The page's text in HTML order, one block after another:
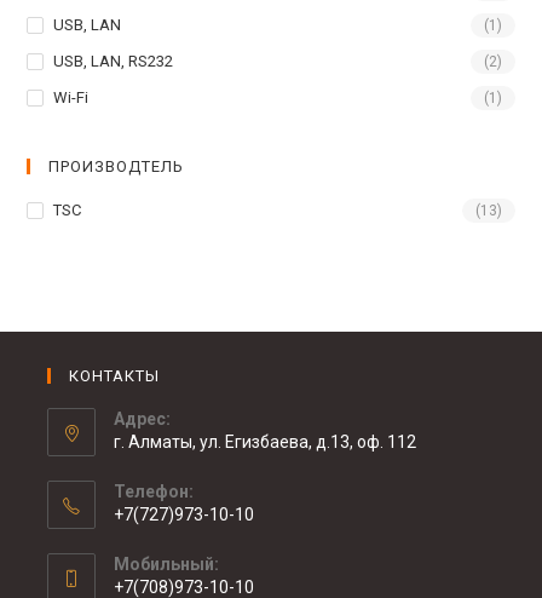
USB, LAN (1)
USB, LAN, RS232 (2)
Wi-Fi (1)
ПРОИЗВОДТЕЛЬ
TSC (13)
КОНТАКТЫ
Адрес:
г. Алматы, ул. Егизбаева, д.13, оф. 112
Телефон:
+7(727)973-10-10
Мобильный:
+7(708)973-10-10